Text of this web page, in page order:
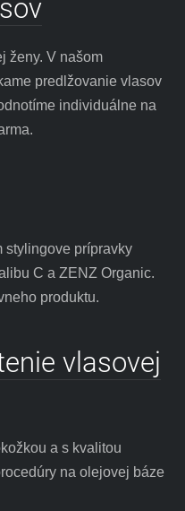
ženy. V našom
predlžovanie vlasov
individuálne na
stylingove prípravky
C a ZENZ Organic.
produktu.
vlasovej
a s kvalitou
na olejovej báze